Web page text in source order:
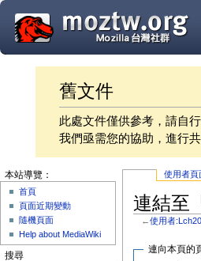
舊文件
此處文件僅供參考，請自
我們亟需您的協助，進行
使用者頁
連結至
←使用者
連向本頁的
本站導覽：
首頁
頁面近期變動
隨機頁面
Help about MediaWiki
搜尋